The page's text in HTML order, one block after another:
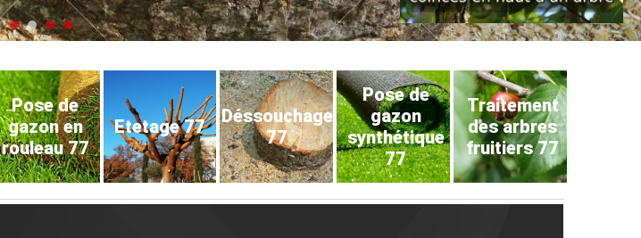
Pose de
gazon en
rouleau 77
Etetage 77
Déssouchage
77
Pose de
gazon
synthétique
77
Traitement
des arbres
fruitiers 77